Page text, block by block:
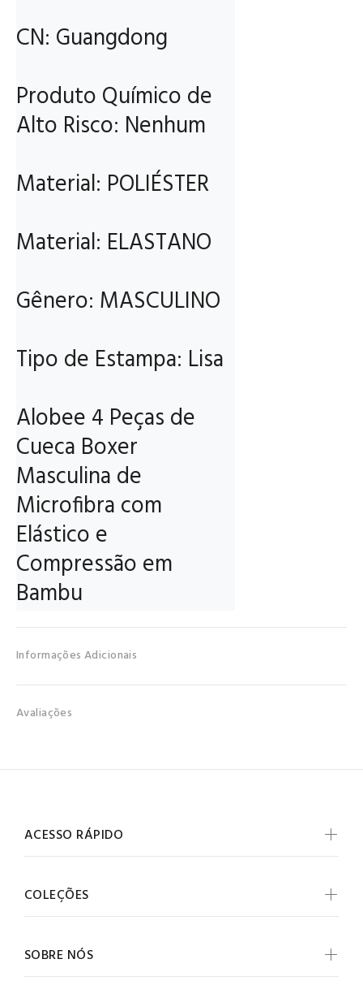
CN: Guangdong
Produto Químico de
Alto Risco: Nenhum
Material: POLIÉSTER
Material: ELASTANO
Gênero: MASCULINO
Tipo de Estampa: Lisa
Alobee 4 Peças de
Cueca Boxer
Masculina de
Microfibra com
Elástico e
Compressão em
Bambu
Informações Adicionais
Avaliações
ACESSO RÁPIDO
COLEÇÕES
SOBRE NÓS